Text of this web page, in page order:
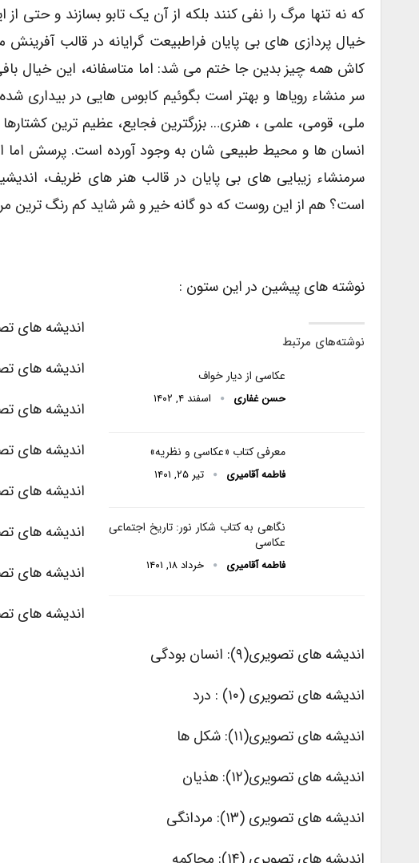
که نه تنها مرگ را نفی کنند بلکه از آن یک تابو بسازند و حتی
خیال پردازی های بی پایان فراطبیعت گرایانه در قالب
کاش همه چیز بدین جا ختم می شد: اما متاسفانه، این خیال
سر منشاء رویاها و بهتر است بگوئیم کابوس هایی در
ملی، قومی، علمی ، هنری… بزرگترین فجایع، عظیم ترین
انسان ها و محیط طبیعی شان به وجود آورده است. پرسش اما
سرمنشاء زیبایی های بی پایان در قالب هنر های ظریف،
است؟ هم از این روست که دو گانه خیر و شر شاید کم رنگ ترین
نوشته های پیشین در این ستون :
نوشته‌های مرتبط
عکاسی از دیار خواف
حسن غفاری اسفند ۴, ۱۴۰۲
معرفی کتاب «عکاسی و نظریه»
فاطمه آقامیری تیر ۲۵, ۱۴۰۱
نگاهی به کتاب شکار نور: تاریخ اجتماعی
عکاسی
فاطمه آقامیری خرداد ۱۸, ۱۴۰۱
اندیشه های
اندیشه های تصویری(۲):
اندیشه های
اندیشه های
اندیشه های
اندیشه های
اندیشه های
اندیشه های
اندیشه های تصویری(۹): انسان بودگی
اندیشه های تصویری (۱۰) : درد
اندیشه های تصویری(۱۱): شکل ها
اندیشه های تصویری(۱۲): هذیان
اندیشه های تصویری (۱۳): مردانگی